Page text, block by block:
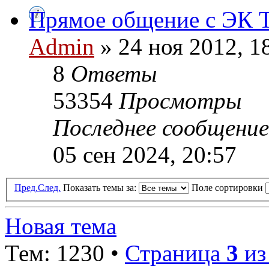
Прямое общение с ЭК
Admin » 24 ноя 2012,
8 Ответы
53354 Просмотры
Последнее
05 сен 2024, 20:57
Пред.След. Показать темы за: Поле сортировки
Новая тема
Тем: 1230 • Страница 3